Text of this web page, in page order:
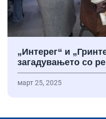
„Интерег“ и
загадувањето со
март 25, 2025